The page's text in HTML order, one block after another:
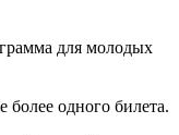
для молодых
одного билета.